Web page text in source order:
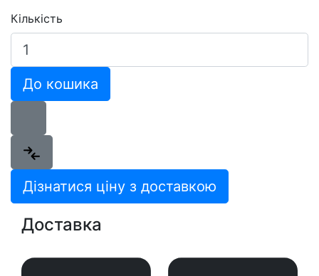
Кількість
До кошика
Дізнатися ціну з доставкою
Доставка